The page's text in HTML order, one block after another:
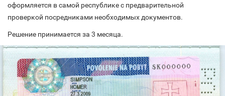
оформляется в самой республике с предварительной
проверкой посредниками необходимых документов.
Решение принимается за 3 месяца.